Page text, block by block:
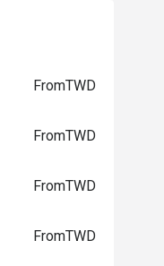
FromTWD
FromTWD
FromTWD
FromTWD